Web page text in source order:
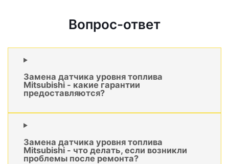
Вопрос-ответ
Замена датчика уровня топлива
Mitsubishi - какие гарантии
предоставляются?
Замена датчика уровня топлива
Mitsubishi - что делать, если возникли
проблемы после ремонта?